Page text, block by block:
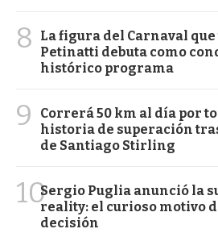
8
La figura del Carnaval
Petinatti debuta como
histórico programa
9
Correrá 50 km al día por
historia de superación
de Santiago Stirling
10Sergio Puglia anunció la
reality: el curioso motivo
decisión